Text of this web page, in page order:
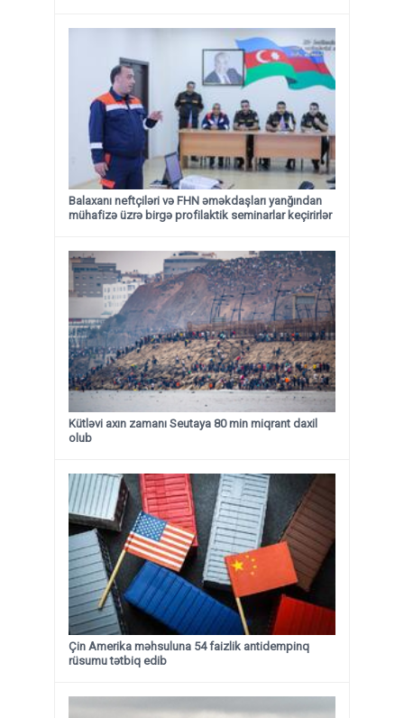
Balaxanı neftçiləri və FHN əməkdaşları yanğından
mühafizə üzrə birgə profilaktik seminarlar keçirirlər
Kütləvi axın zamanı Seutaya 80 min miqrant daxil
olub
Çin Amerika məhsuluna 54 faizlik antidempinq
rüsumu tətbiq edib